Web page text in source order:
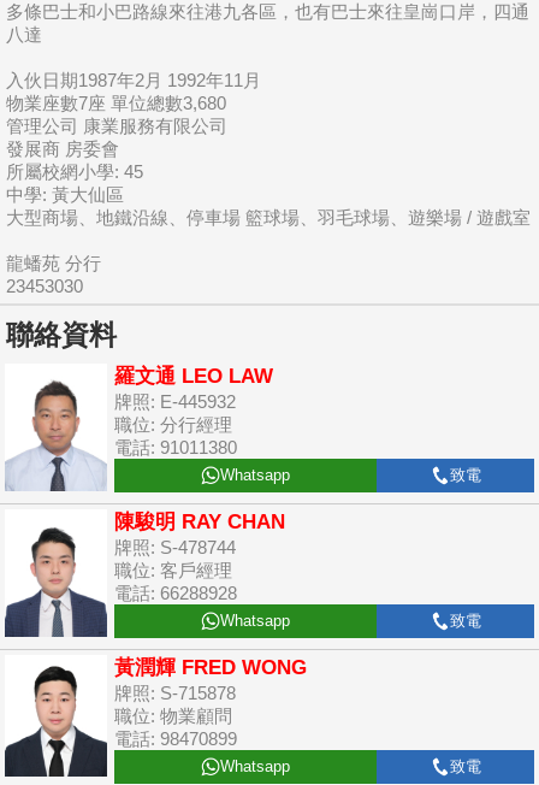
多條巴士和小巴路線來往港九各區，也有巴士來往皇崗口岸，四通
八達
入伙日期1987年2月 1992年11月
物業座數7座 單位總數3,680
管理公司 康業服務有限公司
發展商 房委會
所屬校網小學: 45
中學: 黃大仙區
大型商場、地鐵沿線、停車場 籃球場、羽毛球場、遊樂場 / 遊戲室
龍蟠苑 分行
23453030
聯絡資料
羅文通 LEO LAW
牌照: E-445932
職位: 分行經理
電話: 91011380
Whatsapp 致電
陳駿明 RAY CHAN
牌照: S-478744
職位: 客戶經理
電話: 66288928
Whatsapp 致電
黃潤輝 FRED WONG
牌照: S-715878
職位: 物業顧問
電話: 98470899
Whatsapp 致電